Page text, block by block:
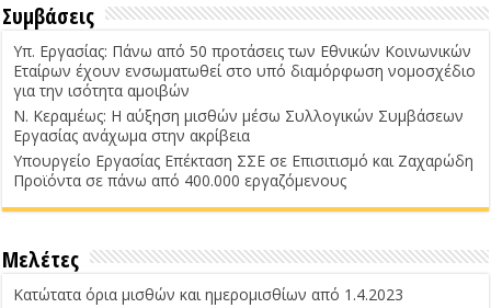
Συμβάσεις
Υπ. Εργασίας: Πάνω από 50 προτάσεις των Εθνικών Κοινωνικών
Εταίρων έχουν ενσωματωθεί στο υπό διαμόρφωση νομοσχέδιο
για την ισότητα αμοιβών
Ν. Κεραμέως: Η αύξηση μισθών μέσω Συλλογικών Συμβάσεων
Εργασίας ανάχωμα στην ακρίβεια
Υπουργείο Εργασίας Επέκταση ΣΣΕ σε Επισιτισμό και Ζαχαρώδη
Προϊόντα σε πάνω από 400.000 εργαζόμενους
Μελέτες
Κατώτατα όρια μισθών και ημερομισθίων από 1.4.2023